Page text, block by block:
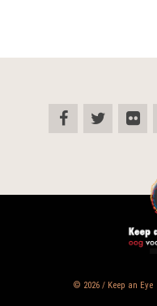
© 2026 / Keep an Eye